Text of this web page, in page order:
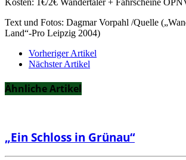
Text und Fotos: Dagmar Vorpahl /Quelle
Land“-Pro Leipzig 2004)
Vorheriger Artikel
Nächster Artikel
Ähnliche Artikel
„Ein Schloss in Grünau“